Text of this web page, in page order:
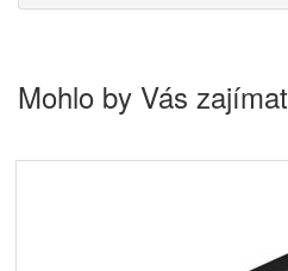
Mohlo by Vás zajímat